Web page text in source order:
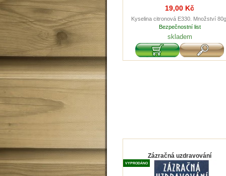
19,00 Kč
Kyselina citronová E330. Množství
Bezpečnostní list
skladem
Zázračná uzdravování
VYPRODÁNO